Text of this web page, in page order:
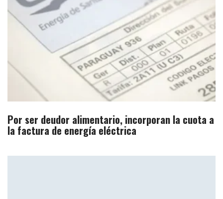
Por ser deudor alimentario, incorporan la cuota a
la factura de energía eléctrica